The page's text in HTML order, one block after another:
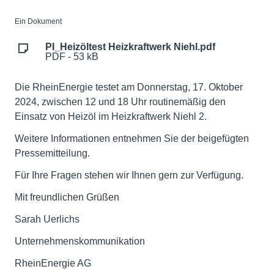
Ein Dokument
PI_Heizöltest Heizkraftwerk Niehl.pdf
PDF - 53 kB
Die RheinEnergie testet am Donnerstag, 17. Oktober
2024, zwischen 12 und 18 Uhr routinemäßig den
Einsatz von Heizöl im Heizkraftwerk Niehl 2.
Weitere Informationen entnehmen Sie der beigefügten
Pressemitteilung.
Für Ihre Fragen stehen wir Ihnen gern zur Verfügung.
Mit freundlichen Grüßen
Sarah Uerlichs
Unternehmenskommunikation
RheinEnergie AG